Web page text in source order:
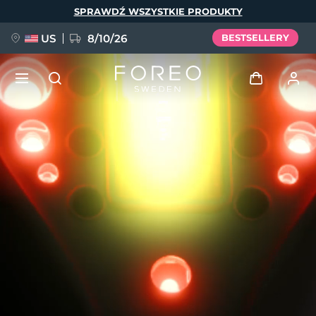
SPRAWDŹ WSZYSTKIE PRODUKTY
US 8/10/26 BESTSELLERY
Zaloguj
Profil użytkownika
Moje urządzenia
Moje zamówienia
Moje subskrypcje
NOWOŚĆ
FAQ™ Pure Beauty-Tech Elixir
BREAKING NEWS
issa™ Teeth Whitening Set
Język
English Deutsch
Español
Français
Italiano
Português
Polski
Svenska
简体中文